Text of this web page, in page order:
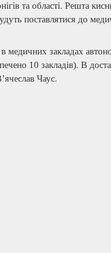
та області. Решта
поставлятися до
медичних закладах
10 закладів). В
Чаус.